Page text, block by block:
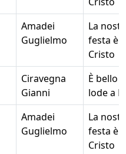
Amadei
Guglielmo
La
festa è
Cristo
Ciravegna
Gianni
È bello
lode a
Amadei
Guglielmo
La
festa è
Cristo